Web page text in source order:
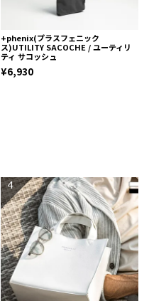
+phenix(プラスフェニック
ス)UTILITY SACOCHE / ユーティリ
ティ サコッシュ
¥6,930
4